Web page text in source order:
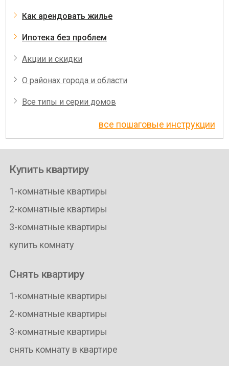
Как арендовать жилье
Ипотека без проблем
Акции и скидки
О районах города и области
Все типы и серии домов
все пошаговые инструкции
Купить квартиру
1-комнатные квартиры
2-комнатные квартиры
3-комнатные квартиры
купить комнату
Снять квартиру
1-комнатные квартиры
2-комнатные квартиры
3-комнатные квартиры
снять комнату в квартире